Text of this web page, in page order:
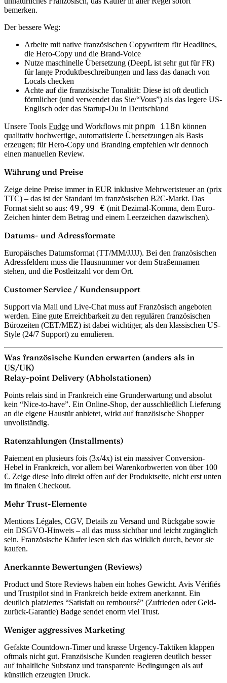
bemerken.
Der bessere Weg:
Arbeite mit native französischen Copywritern für Headlines,
die Hero-Copy und die Brand-Voice
Nutze maschinelle Übersetzung (DeepL ist sehr gut für FR)
für lange Produktbeschreibungen und lass das danach von
Locals checken
Achte auf die französische Tonalität: Diese ist oft deutlich
förmlicher (und verwendet das Sie/“Vous”) als das legere US-
Englisch oder das Startup-Du in Deutschland
Unsere Tools Fudge und Workflows mit pnpm i18n können
qualitativ hochwertige, automatisierte Übersetzungen als Basis
erzeugen; für Hero-Copy und Branding empfehlen wir dennoch
einen manuellen Review.
Währung und Preise
Zeige deine Preise immer in EUR inklusive Mehrwertsteuer an (prix
TTC) – das ist der Standard im französischen B2C-Markt. Das
Format sieht so aus: 49,99 € (mit Dezimal-Komma, dem Euro-
Zeichen hinter dem Betrag und einem Leerzeichen dazwischen).
Datums- und Adressformate
Europäisches Datumsformat (TT/MM/JJJJ). Bei den französischen
Adressfeldern muss die Hausnummer vor dem Straßennamen
stehen, und die Postleitzahl vor dem Ort.
Customer Service / Kundensupport
Support via Mail und Live-Chat muss auf Französisch angeboten
werden. Eine gute Erreichbarkeit zu den regulären französischen
Bürozeiten (CET/MEZ) ist dabei wichtiger, als den klassischen US-
Style (24/7 Support) zu emulieren.
Was französische Kunden erwarten (anders als in
US/UK)
Relay-point Delivery (Abholstationen)
Points relais sind in Frankreich eine Grunderwartung und absolut
kein “Nice-to-have”. Ein Online-Shop, der ausschließlich Lieferung
an die eigene Haustür anbietet, wirkt auf französische Shopper
unvollständig.
Ratenzahlungen (Installments)
Paiement en plusieurs fois (3x/4x) ist ein massiver Conversion-
Hebel in Frankreich, vor allem bei Warenkorbwerten von über 100
€. Zeige diese Info direkt offen auf der Produktseite, nicht erst unten
im finalen Checkout.
Mehr Trust-Elemente
Mentions Légales, CGV, Details zu Versand und Rückgabe sowie
ein DSGVO-Hinweis – all das muss sichtbar und leicht zugänglich
sein. Französische Käufer lesen sich das wirklich durch, bevor sie
kaufen.
Anerkannte Bewertungen (Reviews)
Product und Store Reviews haben ein hohes Gewicht. Avis Vérifiés
und Trustpilot sind in Frankreich beide extrem anerkannt. Ein
deutlich platziertes “Satisfait ou remboursé” (Zufrieden oder Geld-
zurück-Garantie) Badge sendet enorm viel Trust.
Weniger aggressives Marketing
Gefakte Countdown-Timer und krasse Urgency-Taktiken klappen
oftmals nicht gut. Französische Kunden reagieren deutlich besser
auf inhaltliche Substanz und transparente Bedingungen als auf
künstlich erzeugten Druck.